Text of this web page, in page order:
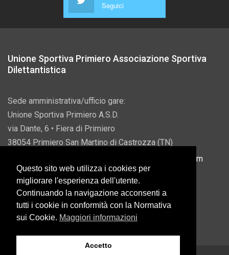
Seguici
Unione Sportiva Primiero Associazione Sportiva
Dilettantistica
Sede amministrativa/ufficio gare:
Unione Sportiva Primiero A.S.D.
via Dante, 6 • Fiera di Primiero
38054 Primiero San Martino di Castrozza (TN)
info@usprimiero.com
Vantaggi da Pubblica Amministrazione
Questo sito web utilizza i cookies per
migliorare l'esperienza dell'utente.
Continuando la navigazione acconsenti a
tutti i cookie in conformità con la Normativa
sui Cookie. Maggiori informazioni
Accetto